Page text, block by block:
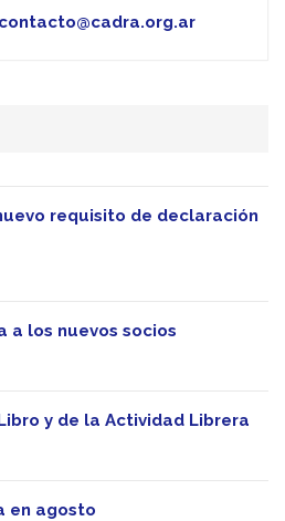
contacto@cadra.org.ar
requisito de declaración
a los nuevos socios
y de la Actividad Librera
en agosto